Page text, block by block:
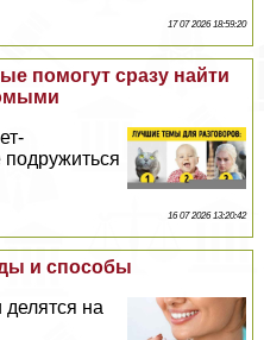
17 07 2026 18:59:20
помогут сразу найти
подружиться
16 07 2026 13:20:42
и способы
на